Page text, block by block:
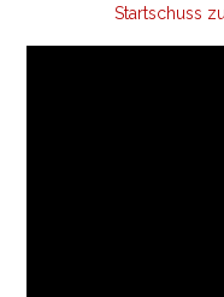
Startschuss